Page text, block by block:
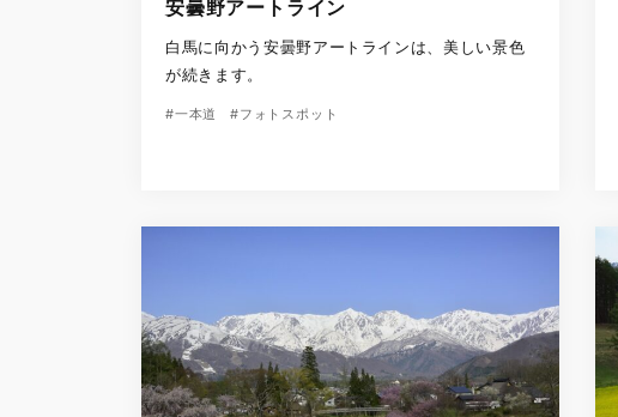
安曇野アートライン
白馬に向かう安曇野アートラインは、美しい景色
が続きます。
#一本道 #フォトスポット